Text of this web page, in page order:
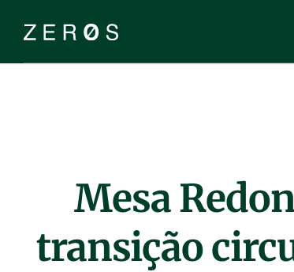
Mesa
transição